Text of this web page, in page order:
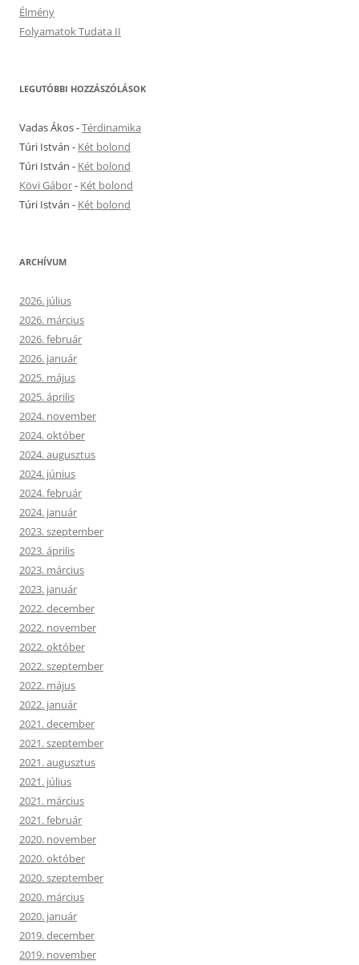
Élmény
Folyamatok Tudata II
LEGUTÓBBI HOZZÁSZÓLÁSOK
Vadas Ákos-Térdinamika
Túri István - Két bolond
Túri István - Két bolond
Kövi Gábor- Két bolond
Túri István - Két bolond
ARCHÍVUM
2026. július
2026. március
2026. február
2026. január
2025. május
2025. április
2024. november
2024. október
2024. augusztus
2024. június
2024. február
2024. január
2023. szeptember
2023. április
2023. március
2023. január
2022. december
2022. november
2022. október
2022. szeptember
2022. május
2022. január
2021. december
2021. szeptember
2021. augusztus
2021. július
2021. március
2021. február
2020. november
2020. október
2020. szeptember
2020. március
2020. január
2019. december
2019. november